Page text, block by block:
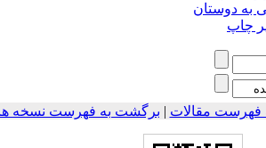
دوستان
چاپ
مقالات| برگشت به فهرست نسخه ها